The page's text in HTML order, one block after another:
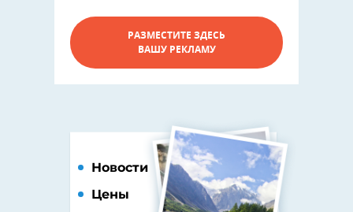
РАЗМЕСТИТЕ ЗДЕСЬ
ВАШУ РЕКЛАМУ
Новости
Цены